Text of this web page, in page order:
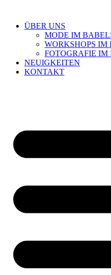
ÜBER UNS
MODE IM
WORKSHOPS IM
FOTOGRAFIE IM
NEUIGKEITEN
KONTAKT